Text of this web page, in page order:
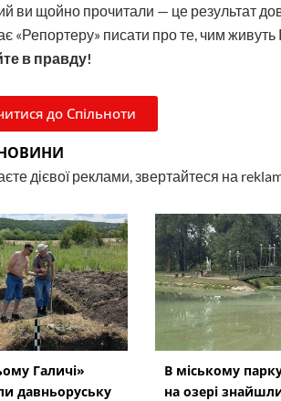
ви щойно прочитали — це результат
«Репортеру» писати про те, чим живуть
в правду!
до Спільноти
дієвої реклами, звертайтеся на
Галичі»
давньоруську
В міському
на озері